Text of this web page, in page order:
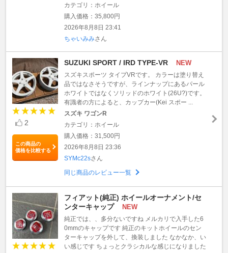
カテゴリ：ホイール
購入価格：35,800円
2026年8月8日 23:41
ちゃいみみさん
2
この商品の
価格を比較する
SUZUKI SPORT / IRD TYPE-VR NEW
スズキスポーツ タイプVRです。 カラーは塗り替え
品ではなさそうですが、ラインナップにあるパール
ホワイトではなくソリッドのホワイト(26U?)です。
有識者の方によると、カップカー(Kei スポー ...
スズキ ワゴンR
カテゴリ：ホイール
購入価格：31,500円
2026年8月8日 23:36
SYMc22sさん
同じ商品のレビュー一覧
フィアット(純正) ホイールオーナメント/セ
ンターキャップ
NEW
純正では、、多分ないですね メルカリで入手した6
0mmのキャップです 純正のキットホイールのセン
ターキャップを外して、換装しました なかなか、い
い感じです ちょっとクラシカルな感じになりました